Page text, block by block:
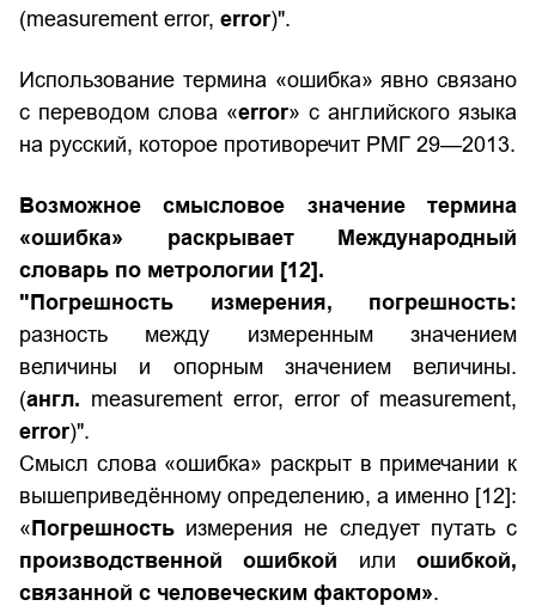
(measurement error, error)".
Использование термина «ошибка» явно связано
с переводом слова «error» с английского языка
на русский, которое противоречит РМГ 29—2013.
Возможное смысловое значение термина
«ошибка» раскрывает
Международный
словарь по метрологии [12].
"Погрешность измерения, погрешность:
разность между измеренным значением
величины и опорным значением величины.
(англ. measurement error, error of measurement,
error)".
Смысл слова «ошибка» раскрыт в примечании к
вышеприведённому определению, а именно [12]:
« Погрешность измерения не следует путать с
производственной ошибкой илиошибкой,
связанной с человеческим фактором».